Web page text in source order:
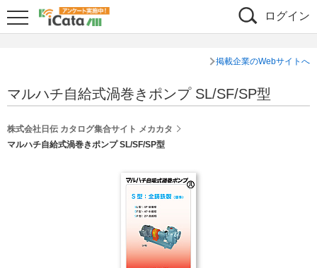
ログイン
掲載企業のWebサイトへ
マルハチ自給式渦巻きポンプ SL/SF/SP型
株式会社日伝 カタログ集合サイト メカカタ
マルハチ自給式渦巻きポンプ SL/SF/SP型